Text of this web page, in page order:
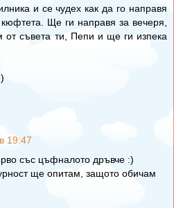
и се чудех как да го направя
Ще ги направя за вечеря,
от съвета ти, Пепи и ще ги изпека
19:47
със цъфналото дръвче :)
ще опитам, защото обичам